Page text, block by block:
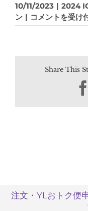
10/11/2023 | 2024
ン | IGC
の
は
コメントを受け
Share This
注文・YLおトク便